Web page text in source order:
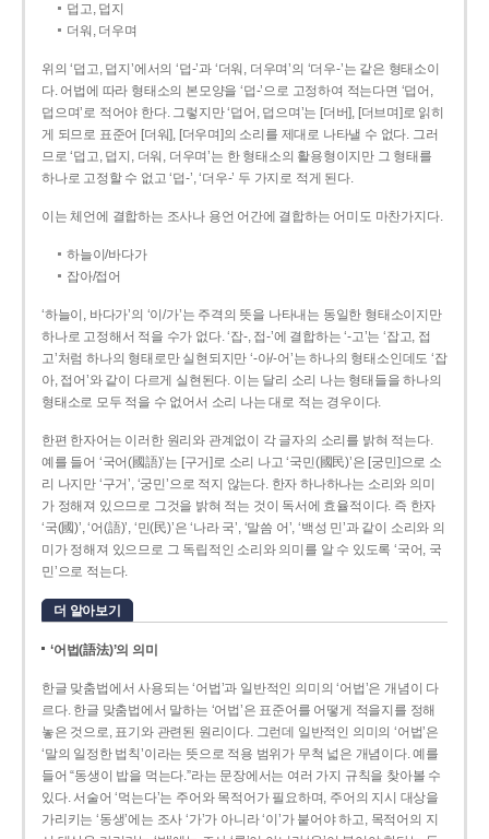
덥고, 덥지
더워, 더우며
위의 ‘덥고, 덥지’에서의 ‘덥-­’과 ‘더워, 더우며’의 ‘더우-­’는 같은 형태소이
다. 어법에 따라 형태소의 본모양을 ‘덥-­’으로 고정하여 적는다면 ‘덥어,
덥으며’로 적어야 한다. 그렇지만 ‘덥어, 덥으며’는 [더버], [더브며]로 읽히
게 되므로 표준어 [더워], [더우며]의 소리를 제대로 나타낼 수 없다. 그러
므로 ‘덥고, 덥지, 더워, 더우며’는 한 형태소의 활용형이지만 그 형태를
하나로 고정할 수 없고 ‘덥-’, ‘더우-’ 두 가지로 적게 된다.
이는 체언에 결합하는 조사나 용언 어간에 결합하는 어미도 마찬가지다.
하늘이/바다가
잡아/접어
‘하늘이, 바다가’의 ‘이/가’는 주격의 뜻을 나타내는 동일한 형태소이지만
하나로 고정해서 적을 수가 없다. ‘잡-, 접-’에 결합하는 ‘-고’는 ‘잡고, 접
고’처럼 하나의 형태로만 실현되지만 ‘-아/-어’는 하나의 형태소인데도 ‘잡
아, 접어’와 같이 다르게 실현된다. 이는 달리 소리 나는 형태들을 하나의
형태소로 모두 적을 수 없어서 소리 나는 대로 적는 경우이다.
한편 한자어는 이러한 원리와 관계없이 각 글자의 소리를 밝혀 적는다.
예를 들어 ‘국어(國語)’는 [구거]로 소리 나고 ‘국민(國民)’은 [궁민]으로 소
리 나지만 ‘구거’, ‘궁민’으로 적지 않는다. 한자 하나하나는 소리와 의미
가 정해져 있으므로 그것을 밝혀 적는 것이 독서에 효율적이다. 즉 한자
‘국(國)’, ‘어(語)’, ‘민(民)’은 ‘나라 국’, ‘말씀 어’, ‘백성 민’과 같이 소리와 의
미가 정해져 있으므로 그 독립적인 소리와 의미를 알 수 있도록 ‘국어, 국
민’으로 적는다.
더 알아보기
‘어법(語法)’의 의미
한글 맞춤법에서 사용되는 ‘어법’과 일반적인 의미의 ‘어법’은 개념이 다
르다. 한글 맞춤법에서 말하는 ‘어법’은 표준어를 어떻게 적을지를 정해
놓은 것으로, 표기와 관련된 원리이다. 그런데 일반적인 의미의 ‘어법’은
‘말의 일정한 법칙’이라는 뜻으로 적용 범위가 무척 넓은 개념이다. 예를
들어 “동생이 밥을 먹는다.”라는 문장에서는 여러 가지 규칙을 찾아볼 수
있다. 서술어 ‘먹는다’는 주어와 목적어가 필요하며, 주어의 지시 대상을
가리키는 ‘동생’에는 조사 ‘가’가 아니라 ‘이’가 붙어야 하고, 목적어의 지